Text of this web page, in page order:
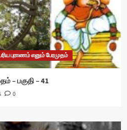
புராணம் எனும் பேரமுதம்
– பகுதி – 41
0